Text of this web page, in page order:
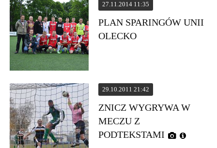
27.11.2014 11:35
PLAN SPARINGÓW UNII
OLECKO
29.10.2011 21:42
ZNICZ WYGRYWA W
MECZU Z
PODTEKSTAMI